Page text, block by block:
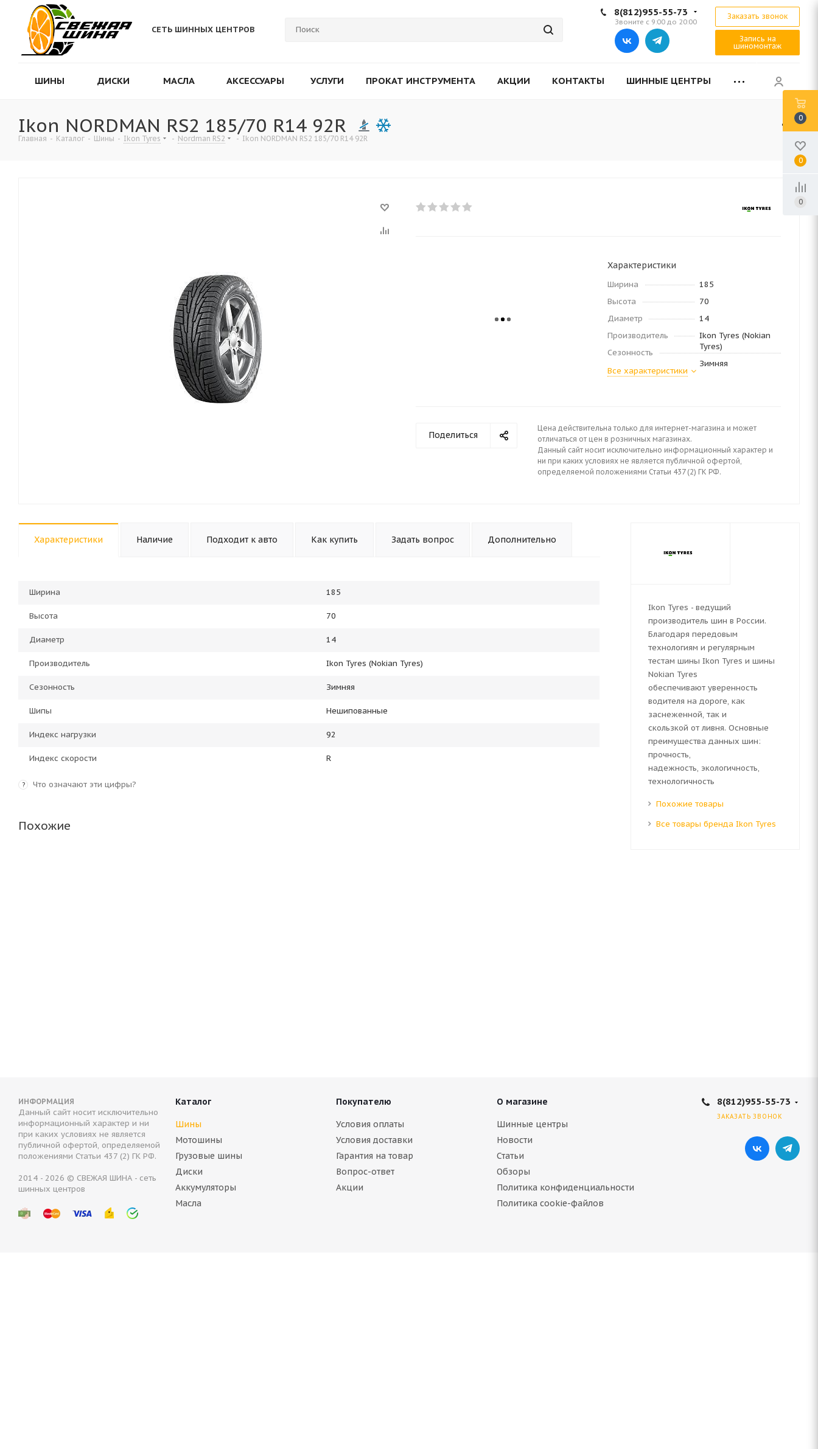
СЕТЬ ШИННЫХ ЦЕНТРОВ
8(812)955-55-73
Звоните с 9:00 до 20:00
Заказать звонок
Запись на
шиномонтаж
ШИНЫ ДИСКИ МАСЛА АКСЕССУАРЫ УСЛУГИ ПРОКАТ ИНСТРУМЕНТА АКЦИИ КОНТАКТЫ ШИННЫЕ ЦЕНТРЫ
Ikon NORDMAN RS2 185/70 R14 92R
Главная - Каталог - Шины - Ikon Tyres - Nordman RS2 - Ikon NORDMAN RS2 185/70 R14 92R
Характеристики
Ширина
185
Высота
70
Диаметр
14
Производитель
Ikon Tyres (Nokian
Tyres)
Сезонность
Зимняя
Все характеристики
Поделиться
Цена действительна только для интернет-магазина и может
отличаться от цен в розничных магазинах.
Данный сайт носит исключительно информационный характер и
ни при каких условиях не является публичной офертой,
определяемой положениями Статьи 437 (2) ГК РФ.
Характеристики Наличие Подходит к авто Как купить Задать вопрос Дополнительно
Ширина 185
Высота 70
Диаметр 14
Производитель Ikon Tyres (Nokian Tyres)
Сезонность Зимняя
Шипы Нешипованные
Индекс нагрузки 92
Индекс скорости R
? Что означают эти цифры?
Похожие
BELSHINA Artmotion All Seasons 185/70 R14 88T
Ikon Tyres - ведущий
производитель шин в России.
Благодаря передовым
технологиям и регулярным
тестам шины Ikon Tyres и шины
Nokian Tyres
обеспечивают уверенность
водителя на дороге, как
заснеженной, так и
скользкой от ливня. Основные
преимущества данных шин:
прочность,
надежность, экологичность,
технологичность
Похожие товары
Все товары бренда Ikon Tyres
ИНФОРМАЦИЯ
Данный сайт носит исключительно
информационный характер и ни
при каких условиях не является
публичной офертой, определяемой
положениями Статьи 437 (2) ГК РФ.
2014 - 2026 © СВЕЖАЯ ШИНА - сеть
шинных центров
Каталог
Шины
Мотошины
Грузовые шины
Диски
Аккумуляторы
Масла
Покупателю
Условия оплаты
Условия доставки
Гарантия на товар
Вопрос-ответ
Акции
О магазине
Шинные центры
Новости
Статьи
Обзоры
Политика конфиденциальности
Политика cookie-файлов
8(812)955-55-73
ЗАКАЗАТЬ ЗВОНОК
0
0
0